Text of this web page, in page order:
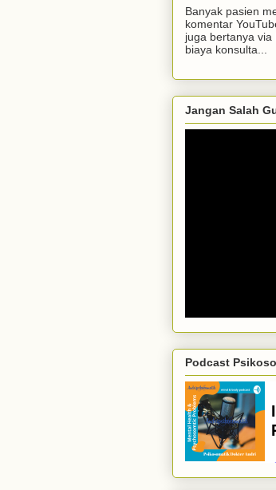
Banyak pasien
komentar
juga bertanya
biaya konsulta...
Jangan Salah
Podcast